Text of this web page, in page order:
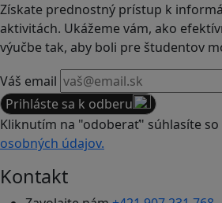
Získate prednostný prístup k
aktivitách. Ukážeme vám, ako
výučbe tak, aby boli pre študentov
Váš email
Prihláste sa k odberu
Kliknutím na "odoberať" súhlasíte so
osobných údajov.
Kontakt